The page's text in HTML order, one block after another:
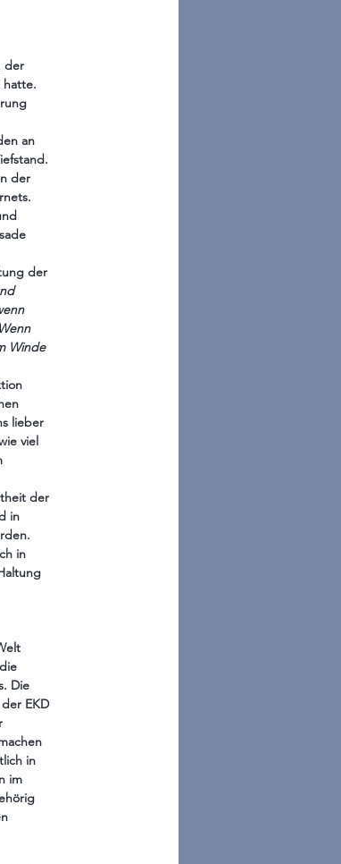
der
hatte.
an
der
der
Winde
lieber
viel
der
in
in
Die
EKD
in
im